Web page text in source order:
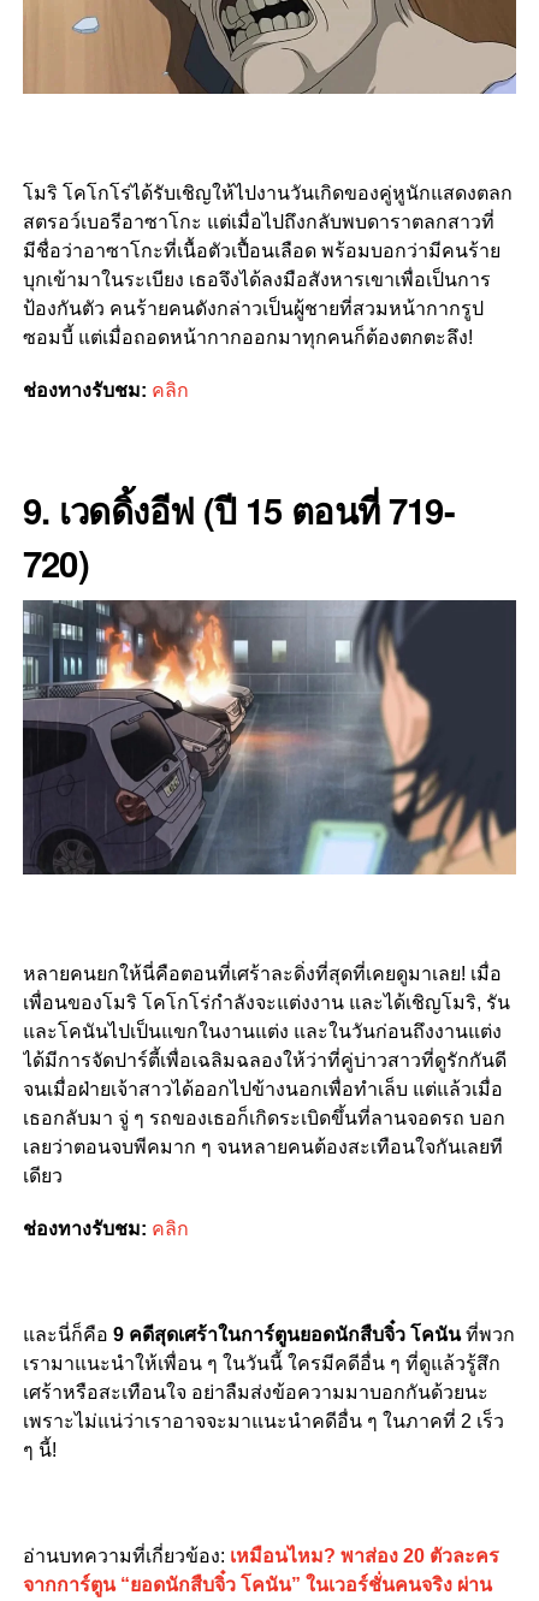
โมริ โคโกโร่ได้รับเชิญให้ไปงานวันเกิดของคู่หูนักแสดงตลก
สตรอว์เบอรีอาซาโกะ แต่เมื่อไปถึงกลับพบดาราตลกสาวที่
มีชื่อว่าอาซาโกะที่เนื้อตัวเปื้อนเลือด พร้อมบอกว่ามีคนร้าย
บุกเข้ามาในระเบียง เธอจึงได้ลงมือสังหารเขาเพื่อเป็นการ
ป้องกันตัว คนร้ายคนดังกล่าวเป็นผู้ชายที่สวมหน้ากากรูป
ซอมบี้ แต่เมื่อถอดหน้ากากออกมาทุกคนก็ต้องตกตะลึง!
ช่องทางรับชม: คลิก
9. เวดดิ้งอีฟ (ปี 15 ตอนที่ 719-
720)
หลายคนยกให้นี่คือตอนที่เศร้าละดิ่งที่สุดที่เคยดูมาเลย! เมื่อ
เพื่อนของโมริ โคโกโร่กำลังจะแต่งงาน และได้เชิญโมริ, รัน
และโคนันไปเป็นแขกในงานแต่ง และในวันก่อนถึงงานแต่ง
ได้มีการจัดปาร์ตี้เพื่อเฉลิมฉลองให้ว่าที่คู่บ่าวสาวที่ดูรักกันดี
จนเมื่อฝ่ายเจ้าสาวได้ออกไปข้างนอกเพื่อทำเล็บ แต่แล้วเมื่อ
เธอกลับมา จู่ ๆ รถของเธอก็เกิดระเบิดขึ้นที่ลานจอดรถ บอก
เลยว่าตอนจบพีคมาก ๆ จนหลายคนต้องสะเทือนใจกันเลยที
เดียว
ช่องทางรับชม: คลิก
และนี่ก็คือ 9 คดีสุดเศร้าในการ์ตูนยอดนักสืบจิ๋ว โคนันที่พวก
เรามาแนะนำให้เพื่อน ๆ ในวันนี้ ใครมีคดีอื่น ๆ ที่ดูแล้วรู้สึก
เศร้าหรือสะเทือนใจ อย่าลืมส่งข้อความมาบอกกันด้วยนะ
เพราะไม่แน่ว่าเราอาจจะมาแนะนำคดีอื่น ๆ ในภาคที่ 2 เร็ว
ๆ นี้!
อ่านบทความที่เกี่ยวข้อง: เหมือนไหม? พาส่อง 20 ตัวละคร
จากการ์ตูน “ยอดนักสืบจิ๋ว โคนัน” ในเวอร์ชั่นคนจริง ผ่าน